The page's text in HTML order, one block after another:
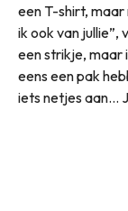
een T-shirt,
ik ook van
een strikje, maar
eens een pak
iets netjes aan…